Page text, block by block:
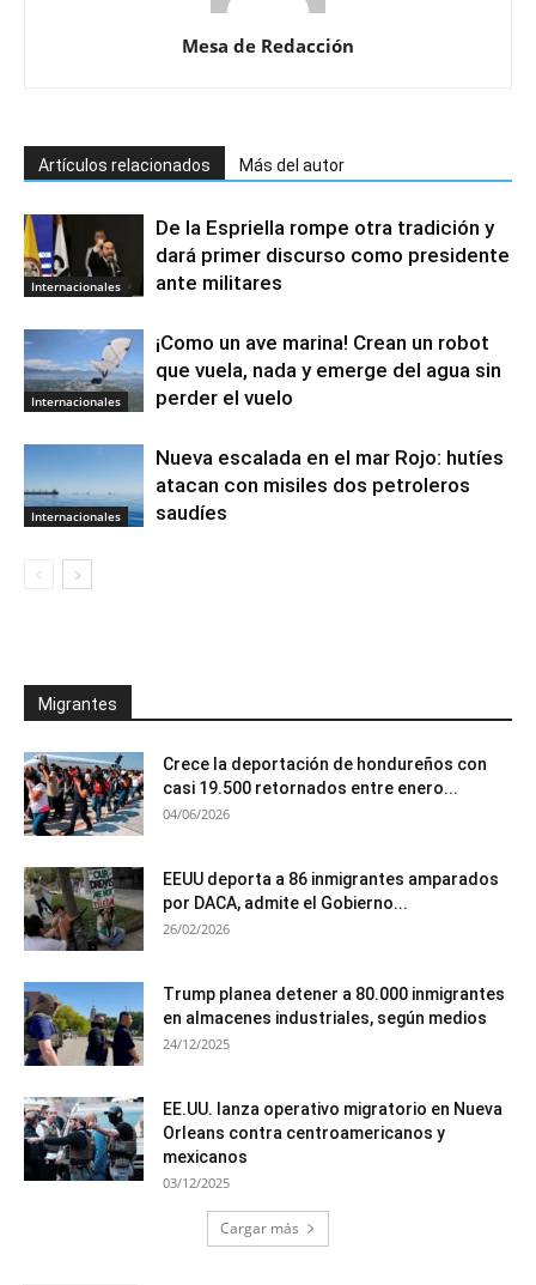
Mesa de Redacción
Artículos relacionados Más del autor
Internacionales
De la Espriella rompe otra tradición y
dará primer discurso como presidente
ante militares
Internacionales
¡Como un ave marina! Crean un robot
que vuela, nada y emerge del agua sin
perder el vuelo
Internacionales
Nueva escalada en el mar Rojo: hutíes
atacan con misiles dos petroleros
saudíes
Migrantes
Crece la deportación de hondureños con
casi 19.500 retornados entre enero...
04/06/2026
EEUU deporta a 86 inmigrantes amparados
por DACA, admite el Gobierno...
26/02/2026
Trump planea detener a 80.000 inmigrantes
en almacenes industriales, según medios
24/12/2025
EE.UU. lanza operativo migratorio en Nueva
Orleans contra centroamericanos y
mexicanos
03/12/2025
Cargar más